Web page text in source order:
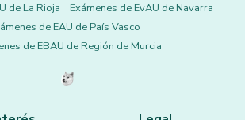
de La Rioja
Exámenes de EvAU de Navarra
de EAU de País Vasco
de EBAU de Región de Murcia